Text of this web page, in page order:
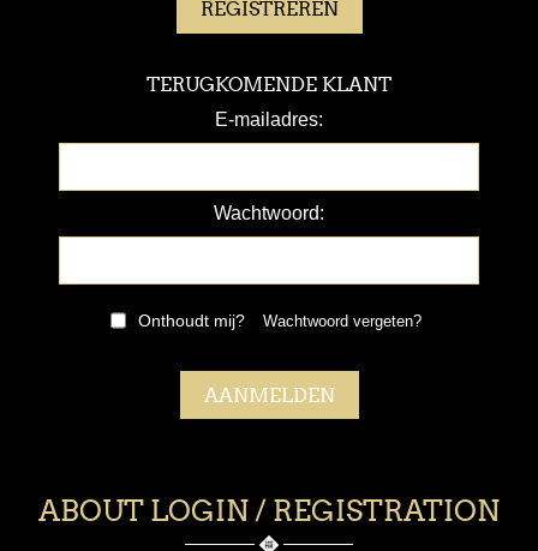
TERUGKOMENDE KLANT
E-mailadres:
Wachtwoord:
Onthoudt mij? Wachtwoord vergeten?
ABOUT LOGIN / REGISTRATION